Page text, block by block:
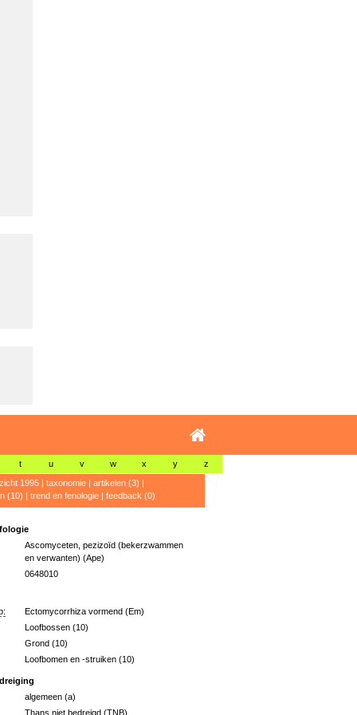
t u v w x y z
1995| taxonomie| artikelen (3) |
(10) | trend en fenologie| feedback (0)
Ascomyceten, pezizoïd (bekerzwammen
en verwanten) (Ape)
0648010
Ectomycorrhiza vormend (Em)
Loofbossen (10)
Grond (10)
Loofbomen en -struiken (10)
algemeen (a)
Thans niet bedreigd (TNB)